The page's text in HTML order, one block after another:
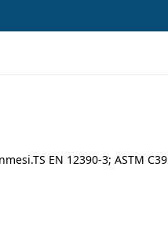
EN 12390-3; ASTM C39